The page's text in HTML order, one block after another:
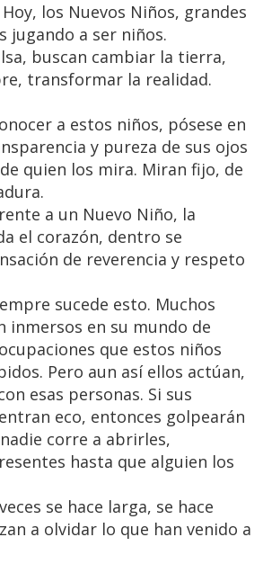
los Nuevos Niños, grandes
jugando a ser niños.
buscan cambiar la tierra,
transformar la realidad.
a estos niños, pósese en
y pureza de sus ojos
quien los mira. Miran fijo, de
a un Nuevo Niño, la
el corazón, dentro se
de reverencia y respeto
sucede esto. Muchos
inmersos en su mundo de
que estos niños
Pero aun así ellos actúan,
esas personas. Si sus
eco, entonces golpearán
corre a abrirles,
hasta que alguien los
se hace larga, se hace
a olvidar lo que han venido a